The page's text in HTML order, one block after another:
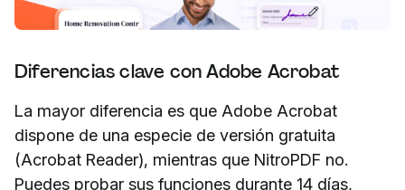
Diferencias clave con Adobe Acrobat
La mayor diferencia es que Adobe Acrobat
dispone de una especie de versión gratuita
(Acrobat Reader), mientras que NitroPDF no.
Puedes probar sus funciones durante 14 días,